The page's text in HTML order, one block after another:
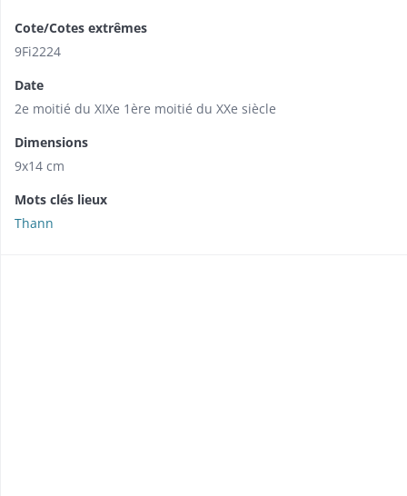
Cote/Cotes extrêmes
9Fi2224
Date
2e moitié du XIXe 1ère moitié du XXe siècle
Dimensions
9x14 cm
Mots clés lieux
Thann